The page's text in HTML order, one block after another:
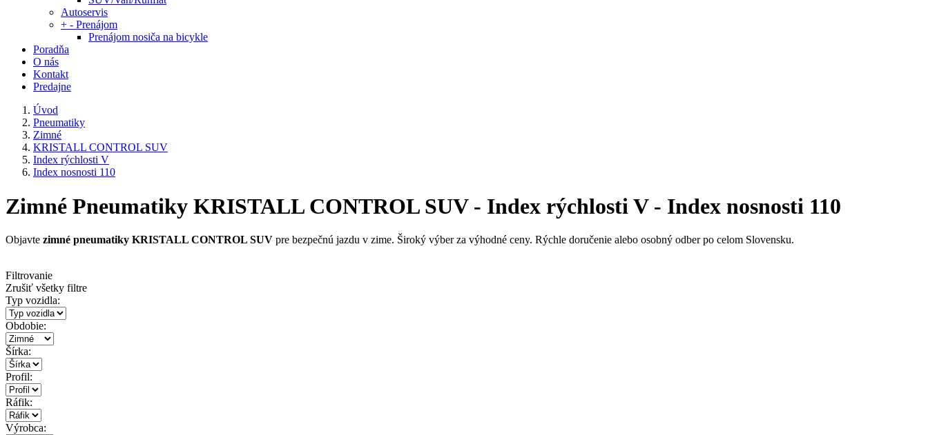
Autoservis
+ - Prenájom
Prenájom nosiča na bicykle
Poradňa
O nás
Kontakt
Predajne
Úvod
Pneumatiky
Zimné
KRISTALL CONTROL SUV
Index rýchlosti V
Index nosnosti 110
Zimné Pneumatiky KRISTALL CONTROL SUV - Index rýchlosti V - Index nosnosti 110
Objavte zimné pneumatiky KRISTALL CONTROL SUV pre bezpečnú jazdu v zime. Široký výber za výhodné ceny. Rýchle doručenie alebo osobný odber po celom Slovensku.
Filtrovanie
Zrušiť všetky filtre
Typ vozidla:
Obdobie:
Šírka:
Profil:
Ráfik:
Výrobca: